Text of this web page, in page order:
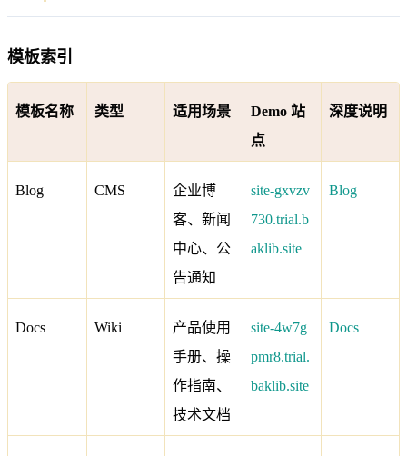
模板索引
模板名称 类型 适用场景
Demo 站
点
深度说明
Blog CMS
企业博
客、新闻
中心、公
告通知
site-gxvzv
730.trial.b
aklib.site
Blog
Docs Wiki
产品使用
手册、操
作指南、
技术文档
site-4w7g
pmr8.trial.
baklib.site
Docs